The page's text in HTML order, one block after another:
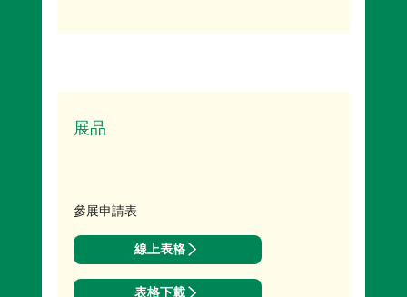
展品
參展申請表
線上表格
表格下載